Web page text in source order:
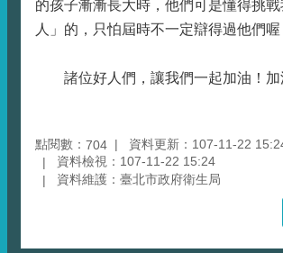
的孩子漸漸長大時，他們可是懂得挑
人」的，只怕屆時不一定辯得過他們喔
諸位好人們，讓我們一起加油！加
點閱數： 704
資料更新：107-11-22
資料檢視：107-11-22 15:24
資料維護：臺北市政府衛生局